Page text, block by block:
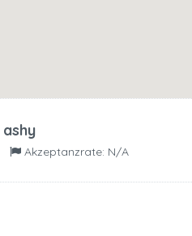
ashy
Akzeptanzrate: N/A